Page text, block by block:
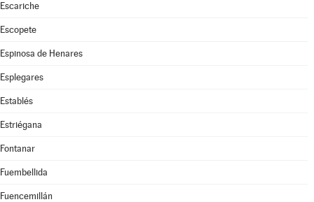
Escariche
Escopete
Espinosa de Henares
Esplegares
Establés
Estriégana
Fontanar
Fuembellida
Fuencemillán